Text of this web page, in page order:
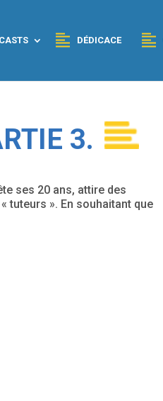
DÉDICACE
3.
ses 20 ans, attire des
tuteurs ». En souhaitant que